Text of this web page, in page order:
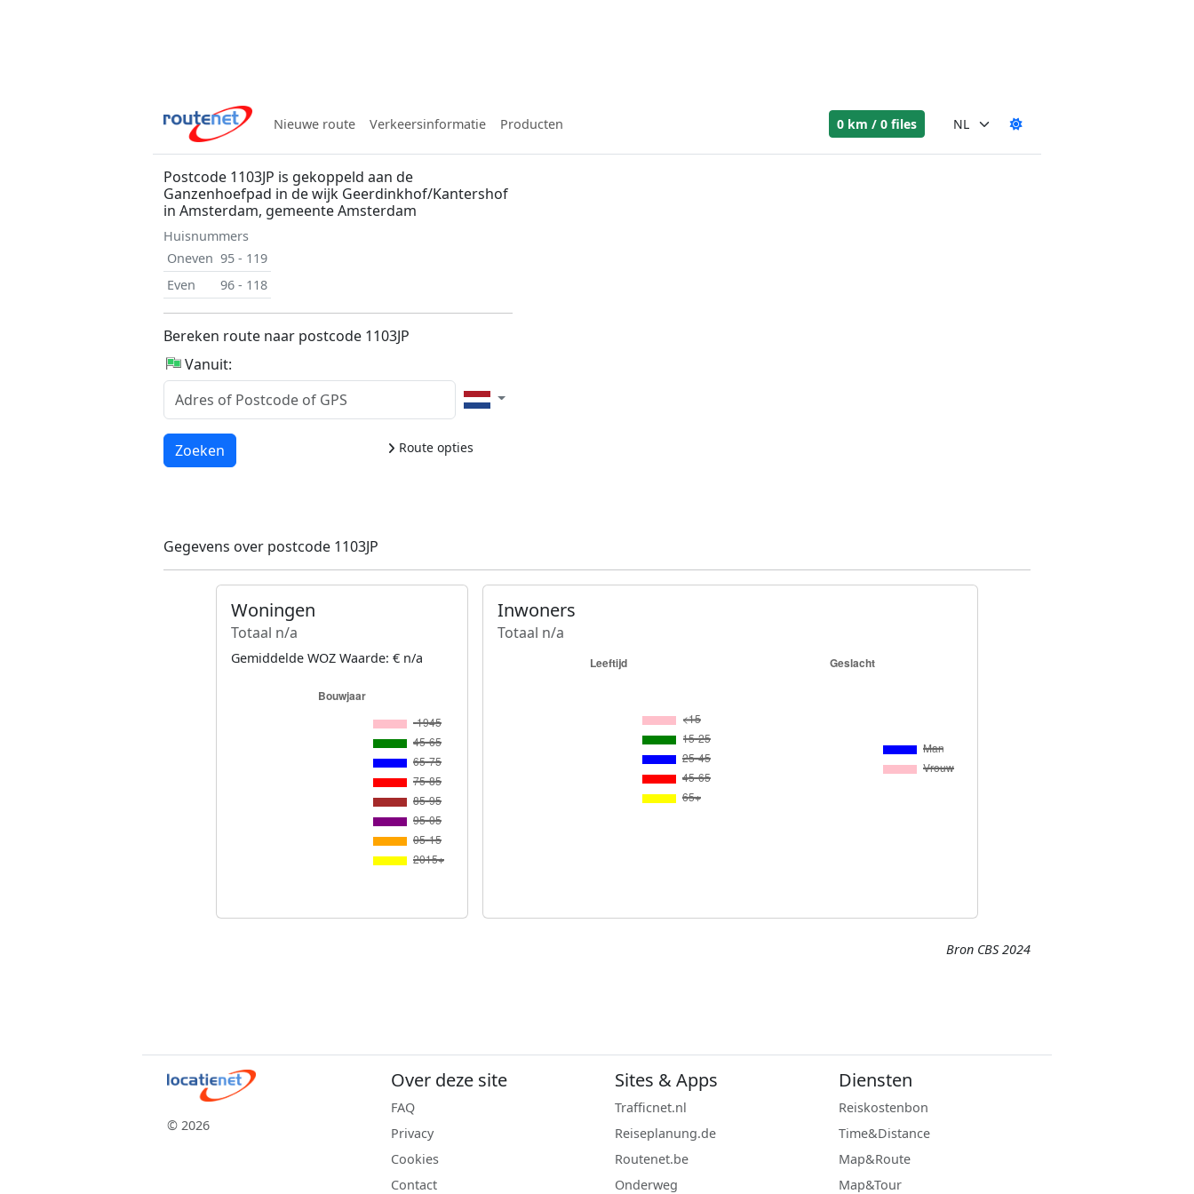
Nieuwe route Verkeersinformatie Producten 0 km / 0 files
Postcode 1103JP is gekoppeld aan de
Ganzenhoefpad in de wijk Geerdinkhof/Kantershof
in Amsterdam, gemeente Amsterdam
Huisnummers
Oneven 95 - 119
Even
96 - 118
Bereken route naar postcode 1103JP
Vanuit:
Route opties
Laden...
Zoeken
Gegevens over postcode 1103JP
Woningen
Totaal n/a
Gemiddelde WOZ Waarde: € n/a
Inwoners
Totaal n/a
Bron CBS 2024
© 2026
Over deze site
FAQ
Privacy
Cookies
Contact
Sites & Apps
Trafficnet.nl
Reiseplanung.de
Routenet.be
Onderweg
Diensten
Reiskostenbon
Time&Distance
Map&Route
Map&Tour